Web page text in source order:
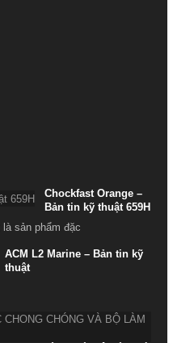
Chockfast Orange –
Bản tin kỹ thuật 659H
là sản phẩm đặc
ACM L2 Marine – Bản tin kỹ
thuật